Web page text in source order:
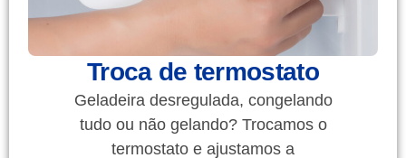
Troca de termostato
Geladeira desregulada, congelando
tudo ou não gelando? Trocamos o
termostato e ajustamos a